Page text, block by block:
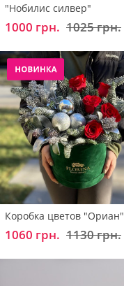
"Нобилис силвер"
1000 грн. 1025 грн.
Коробка цветов "Ориан"
1060 грн. 1130 грн.